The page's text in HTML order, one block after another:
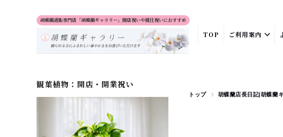
胡蝶蘭通販専門店「胡蝶蘭ギャラリー」開店祝いや就任祝いにおすすめ
TOP ご利用案内
トップ 胡蝶蘭店長日記|胡蝶蘭
観葉植物：開店・開業祝い